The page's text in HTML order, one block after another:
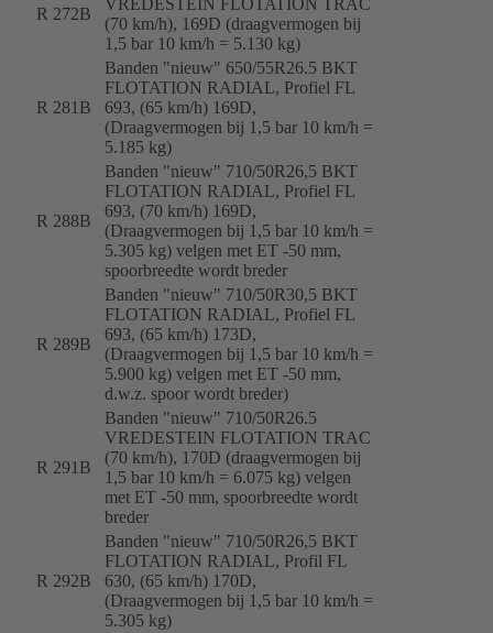
R 272B
(70 km/h), 169D (draagvermogen bij
1,5 bar 10 km/h = 5.130 kg)
R 281B
Banden "nieuw" 650/55R26.5 BKT
FLOTATION RADIAL, Profiel FL
693, (65 km/h) 169D,
(Draagvermogen bij 1,5 bar 10 km/h =
5.185 kg)
R 288B
Banden "nieuw" 710/50R26,5 BKT
FLOTATION RADIAL, Profiel FL
693, (70 km/h) 169D,
(Draagvermogen bij 1,5 bar 10 km/h =
5.305 kg) velgen met ET -50 mm,
spoorbreedte wordt breder
R 289B
Banden "nieuw" 710/50R30,5 BKT
FLOTATION RADIAL, Profiel FL
693, (65 km/h) 173D,
(Draagvermogen bij 1,5 bar 10 km/h =
5.900 kg) velgen met ET -50 mm,
d.w.z. spoor wordt breder)
R 291B
Banden "nieuw" 710/50R26.5
VREDESTEIN FLOTATION TRAC
(70 km/h), 170D (draagvermogen bij
1,5 bar 10 km/h = 6.075 kg) velgen
met ET -50 mm, spoorbreedte wordt
breder
R 292B
Banden "nieuw" 710/50R26,5 BKT
FLOTATION RADIAL, Profil FL
630, (65 km/h) 170D,
(Draagvermogen bij 1,5 bar 10 km/h =
5.305 kg)